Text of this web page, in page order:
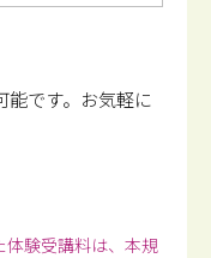
です。 お気軽に
体験受講料は、本規